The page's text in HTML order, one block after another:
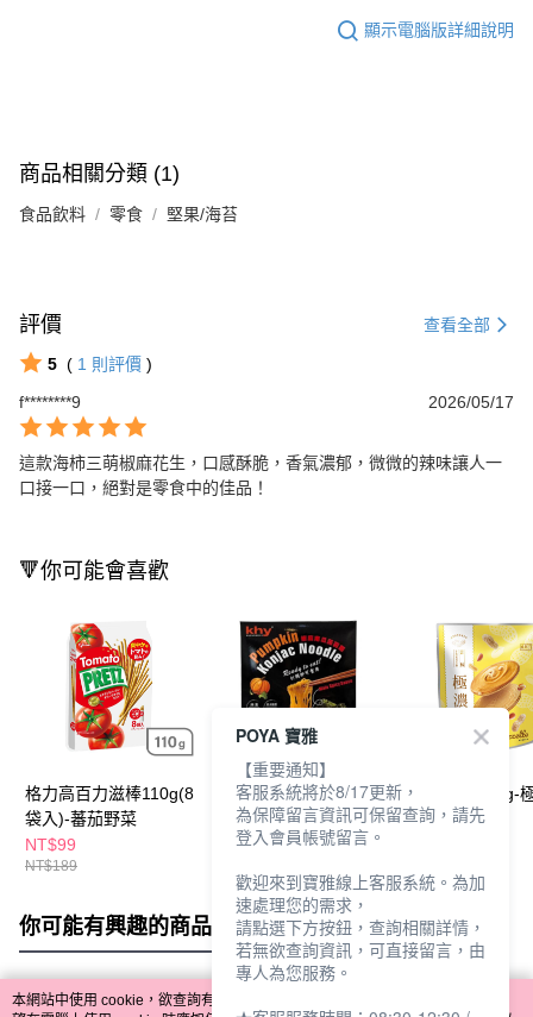
顯示電腦版詳細說明
商品相關分類 (1)
食品飲料 零食 堅果/海苔
評價 查看全部
5 ( 1 則評價 )
f********9
2026/05/17
這款海柿三萌椒麻花生，口感酥脆，香氣濃郁，微微的辣味讓人一
口接一口，絕對是零食中的佳品！
🔻你可能會喜歡
格力高百力滋棒110g(8
袋入)-蕃茄野菜
NT$99
NT$189
Khy南瓜蒟蒻麵175g-
椒麻
NT$99
盛香珍薄燒88g-
生
你可能有興趣的商品 全站排行
本網站中使用 cookie，欲查詢有關本網站使用 cookie 方式之詳情，及若您不希
POYA 寶雅
【重要通知】
客服系統將於8/17更新，
為保障留言資訊可保留查詢，請先
登入會員帳號留言。
歡迎來到寶雅線上客服系統。為加
速處理您的需求，
請點選下方按鈕，查詢相關詳情，
若無欲查詢資訊，可直接留言，由
專人為您服務。